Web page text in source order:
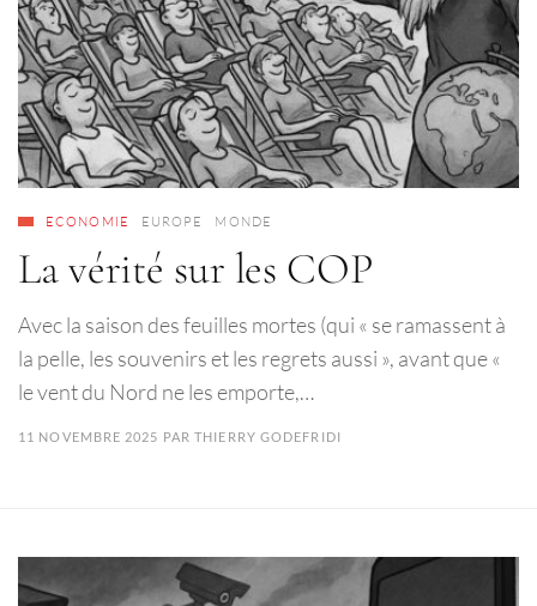
ECONOMIE EUROPE MONDE
La vérité sur les COP
Avec la saison des feuilles mortes (qui « se ramassent à
la pelle, les souvenirs et les regrets aussi », avant que «
le vent du Nord ne les emporte,…
11 NOVEMBRE 2025 PARTHIERRY GODEFRIDI